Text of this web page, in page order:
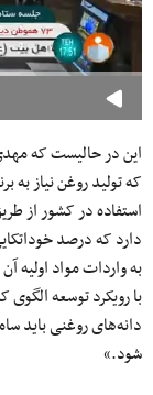
این در حالیست که
که تولید روغن نیاز
استفاده در کشور از
دارد که درصد
به واردات مواد اولیه
با رویکرد توسعه
دانه‌های روغنی باید
شود.»